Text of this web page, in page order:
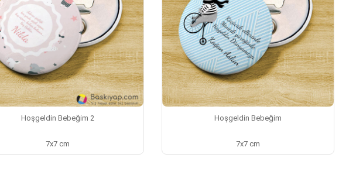
Hoşgeldin Bebeğim 2
7x7 cm
Hoşgeldin Bebeğim
7x7 cm